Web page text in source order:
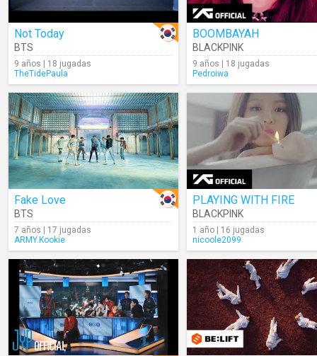
Not Today
BTS
9 años | 18 jugadas
TheTidePaula
BOOMBAYAH
BLACKPINK
9 años | 18 jugadas
Pedroiwa
Fake Love
BTS
7 años | 17 jugadas
ARMY.Kookie
PLAYING WITH FIRE
BLACKPINK
1 año | 16 jugadas
nicoole2099